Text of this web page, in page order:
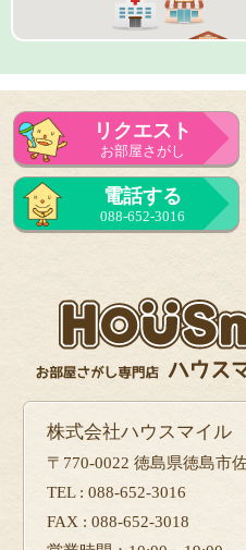
リクエスト
お部屋さがし
電話する
088-652-3016
株式会社ハウスマイル
〒770-0022 徳島県徳島市
TEL : 088-652-3016
FAX : 088-652-3018